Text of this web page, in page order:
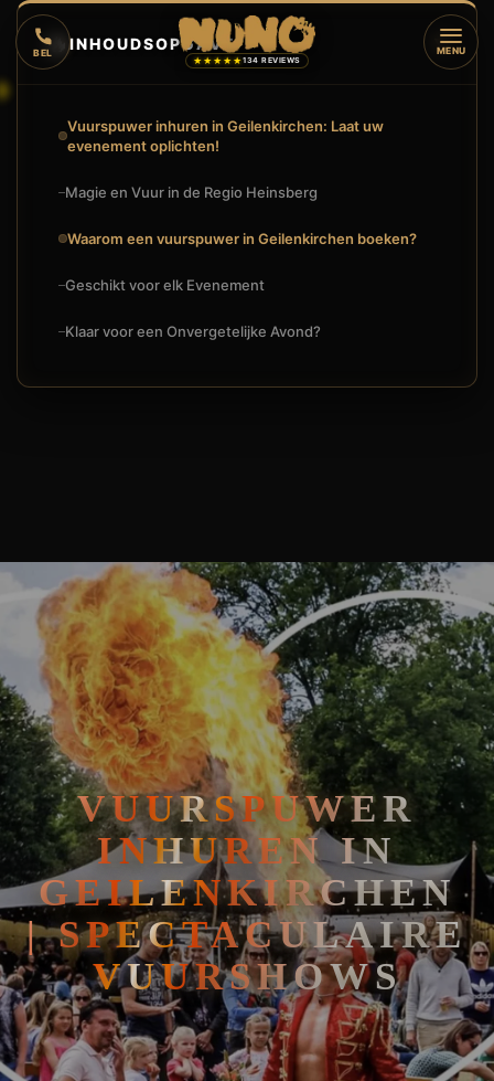
BEL
★★★★★134 REVIEWS
MENU
🐍REPTIELENSHOW
🔥INHOUDSOPGAVE ▼
Vuurspuwer inhuren in Geilenkirchen: Laat uw
evenement oplichten!
Magie en Vuur in de Regio Heinsberg
Waarom een vuurspuwer in Geilenkirchen boeken?
Geschikt voor elk Evenement
Klaar voor een Onvergetelijke Avond?
VUURSPUWER
INHUREN IN
GEILENKIRCHEN
| SPECTACULAIRE
VUURSHOWS